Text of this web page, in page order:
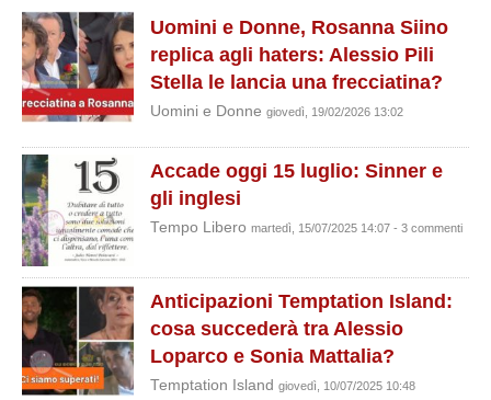
Uomini e Donne, Rosanna Siino
replica agli haters: Alessio Pili
Stella le lancia una frecciatina?
Uomini e Donne giovedì, 19/02/2026 13:02
Accade oggi 15 luglio: Sinner e
gli inglesi
Tempo Libero martedì, 15/07/2025 14:07 - 3 commenti
Anticipazioni Temptation Island:
cosa succederà tra Alessio
Loparco e Sonia Mattalia?
Temptation Island giovedì, 10/07/2025 10:48